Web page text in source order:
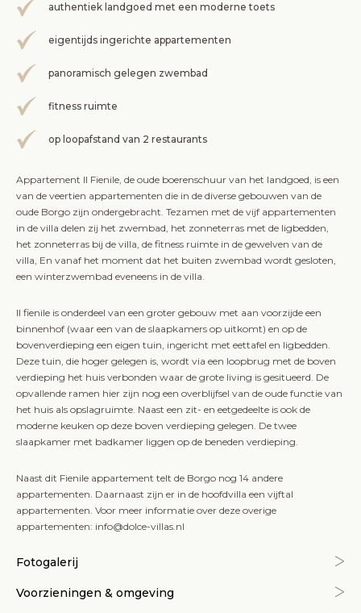
authentiek landgoed met een moderne toets
eigentijds ingerichte appartementen
panoramisch gelegen zwembad
fitness ruimte
op loopafstand van 2 restaurants
Appartement Il Fienile, de oude boerenschuur van het landgoed, is een
van de veertien appartementen die in de diverse gebouwen van de
oude Borgo zijn ondergebracht. Tezamen met de vijf appartementen
in de villa delen zij het zwembad, het zonneterras met de ligbedden,
het zonneterras bij de villa, de fitness ruimte in de gewelven van de
villa, En vanaf het moment dat het buiten zwembad wordt gesloten,
een winterzwembad eveneens in de villa.
Il fienile is onderdeel van een groter gebouw met aan voorzijde een
binnenhof (waar een van de slaapkamers op uitkomt) en op de
bovenverdieping een eigen tuin, ingericht met eettafel en ligbedden.
Deze tuin, die hoger gelegen is, wordt via een loopbrug met de boven
verdieping het huis verbonden waar de grote living is gesitueerd. De
opvallende ramen hier zijn nog een overblijfsel van de oude functie van
het huis als opslagruimte. Naast een zit- en eetgedeelte is ook de
moderne keuken op deze boven verdieping gelegen. De twee
slaapkamer met badkamer liggen op de beneden verdieping.
Naast dit Fienile appartement telt de Borgo nog 14 andere
appartementen. Daarnaast zijn er in de hoofdvilla een vijftal
appartementen. Voor meer informatie over deze overige
appartementen: info@dolce-villas.nl
Fotogalerij
Voorzieningen & omgeving